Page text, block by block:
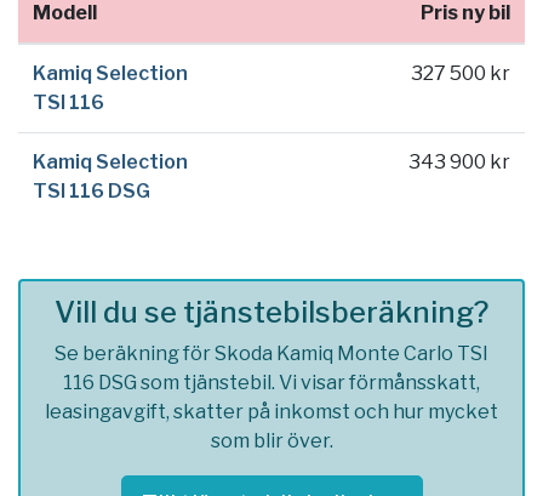
Modell
Pris ny bil
Kamiq Selection
TSI 116
327 500 kr
Kamiq Selection
TSI 116 DSG
343 900 kr
Vill du se tjänstebilsberäkning?
Se beräkning för Skoda Kamiq Monte Carlo TSI
116 DSG som tjänstebil. Vi visar förmånsskatt,
leasingavgift, skatter på inkomst och hur mycket
som blir över.